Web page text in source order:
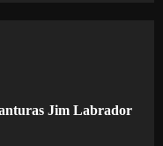
Jim Labrador